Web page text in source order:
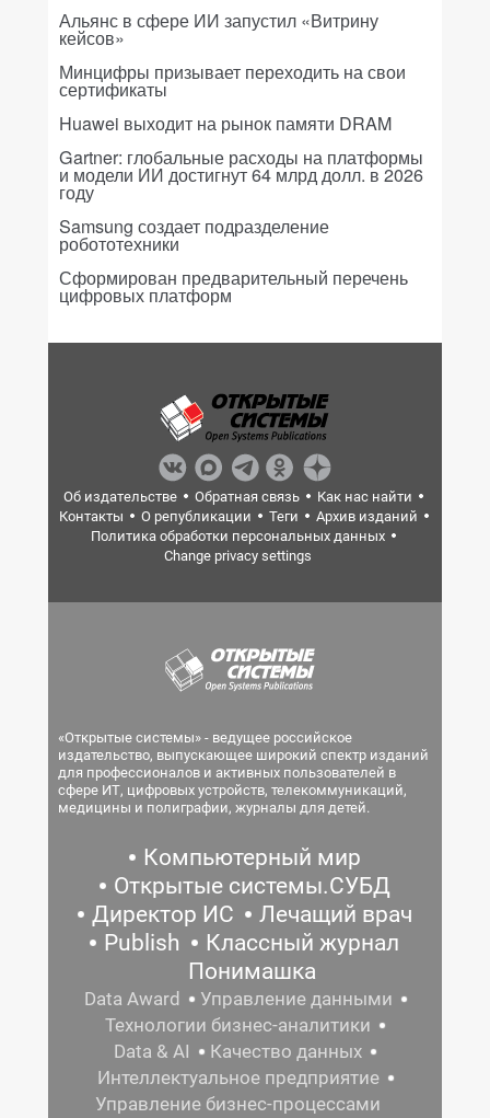
Альянс в сфере ИИ запустил «Витрину
кейсов»
Минцифры призывает переходить на свои
сертификаты
Huawei выходит на рынок памяти DRAM
Gartner: глобальные расходы на платформы
и модели ИИ достигнут 64 млрд долл. в 2026
году
Samsung создает подразделение
робототехники
Сформирован предварительный перечень
цифровых платформ
Об издательстве Обратная связь
Как нас найти
Контакты
О републикации Теги
Архив изданий
Политика обработки персональных данных
Change privacy settings
«Открытые системы» - ведущее российское
издательство, выпускающее широкий спектр изданий
для профессионалов и активных пользователей в
сфере ИТ, цифровых устройств, телекоммуникаций,
медицины и полиграфии, журналы для детей.
Компьютерный мир
Открытые системы.СУБД
Директор ИС
Лечащий врач
Publish
Классный журнал
Понимашка
Data Award
Управление данными
Технологии бизнес-аналитики
Data & AI
Качество данных
Интеллектуальное предприятие
Управление бизнес-процессами